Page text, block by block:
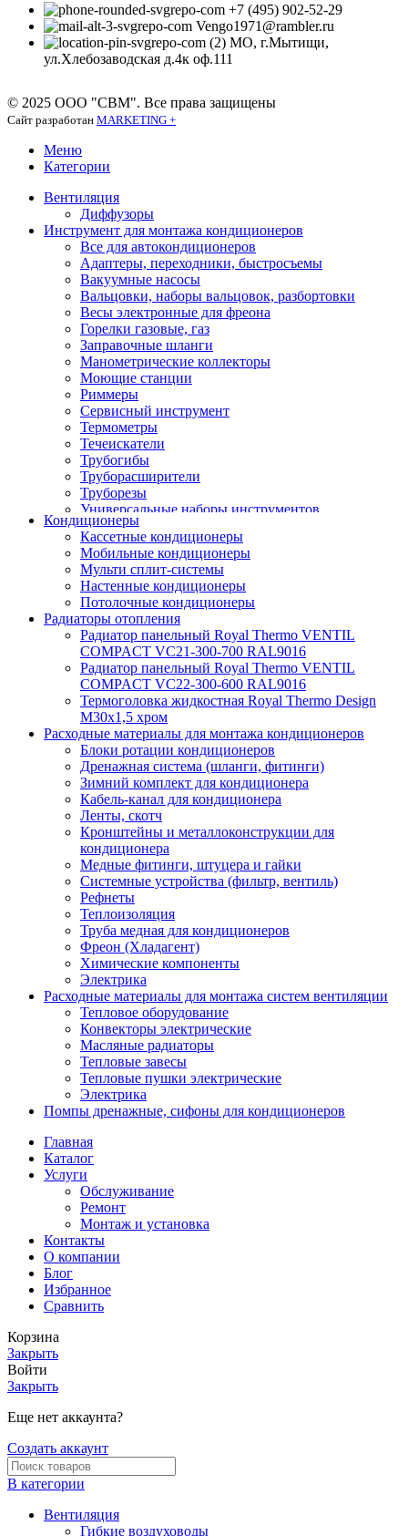
+7 (495) 902-52-29
Vengo1971@rambler.ru
МО, г.Мытищи,
ул.Хлебозаводская д.4к оф.111
© 2025 ООО "СВМ". Все права защищены
Сайт разработан MARKETING +
Меню
Категории
Вентиляция
Диффузоры
Инструмент для монтажа кондиционеров
Все для автокондиционеров
Адаптеры, переходники, быстросъемы
Вакуумные насосы
Вальцовки, наборы вальцовок, разбортовки
Весы электронные для фреона
Горелки газовые, газ
Заправочные шланги
Манометрические коллекторы
Моющие станции
Риммеры
Сервисный инструмент
Термометры
Течеискатели
Трубогибы
Труборасширители
Труборезы
Универсальные наборы инструментов
Кондиционеры
Кассетные кондиционеры
Мобильные кондиционеры
Мульти сплит-системы
Настенные кондиционеры
Потолочные кондиционеры
Радиаторы отопления
Радиатор панельный Royal Thermo VENTIL
COMPACT VC21-300-700 RAL9016
Радиатор панельный Royal Thermo VENTIL
COMPACT VC22-300-600 RAL9016
Термоголовка жидкостная Royal Thermo Design
M30х1,5 хром
Расходные материалы для монтажа кондиционеров
Блоки ротации кондиционеров
Дренажная система (шланги, фитинги)
Зимний комплект для кондиционера
Кабель-канал для кондиционера
Ленты, скотч
Кронштейны и металлоконструкции для
кондиционера
Медные фитинги, штуцера и гайки
Системные устройства (фильтр, вентиль)
Рефнеты
Теплоизоляция
Труба медная для кондиционеров
Фреон (Хладагент)
Химические компоненты
Электрика
Расходные материалы для монтажа систем вентиляции
Тепловое оборудование
Конвекторы электрические
Масляные радиаторы
Тепловые завесы
Тепловые пушки электрические
Электрика
Помпы дренажные, сифоны для кондиционеров
Главная
Каталог
Услуги
Обслуживание
Ремонт
Монтаж и установка
Контакты
О компании
Блог
Избранное
Сравнить
Корзина
Закрыть
Войти
Закрыть
Еще нет аккаунта?
Создать аккаунт
В категории
Вентиляция
Гибкие воздуховоды